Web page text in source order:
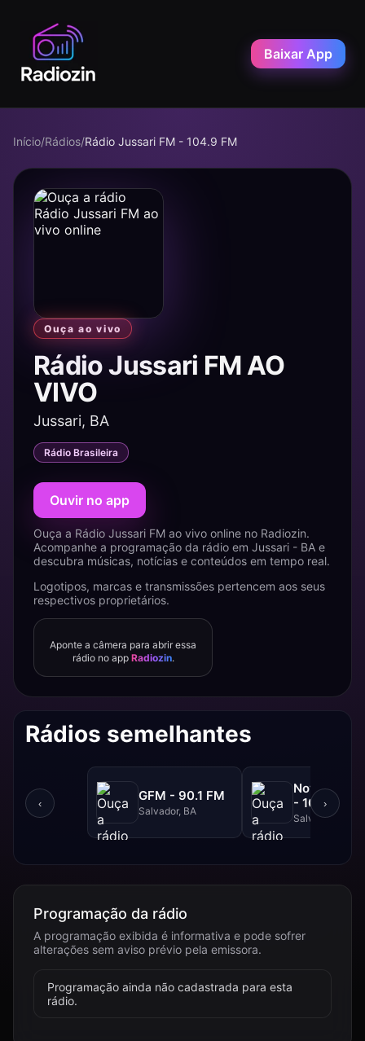
Baixar App
Início/Rádios/Rádio Jussari FM - 104.9 FM
Ouça ao vivo
Rádio Jussari FM AO
VIVO
Jussari, BA
Rádio Brasileira
Ouvir no app
Ouça a Rádio Jussari FM ao vivo online no Radiozin.
Acompanhe a programação da rádio em Jussari - BA e
descubra músicas, notícias e conteúdos em tempo real.
Logotipos, marcas e transmissões pertencem aos seus
respectivos proprietários.
Aponte a câmera para abrir essa
rádio no app Radiozin.
Rádios semelhantes
‹
GFM - 90.1 FM
Salvador, BA
NovaBrasil
- 104.7 FM
Salvador, BA
›
Programação da rádio
A programação exibida é informativa e pode sofrer
alterações sem aviso prévio pela emissora.
Programação ainda não cadastrada para esta
rádio.